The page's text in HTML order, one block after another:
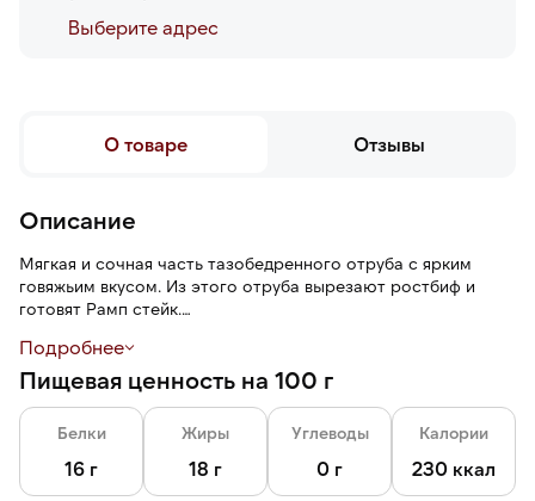
Выберите адреc
О товаре Отзывы
Описание
Мягкая и сочная часть тазобедренного отруба с ярким
говяжьим вкусом. Из этого отруба вырезают ростбиф и
готовят Рамп стейк.
Также из костреца подойдет для бульона, биточков и
рулетов, паровых и рубленных котлет, эскалопов,
медальонов, бефстроганова.
Вакуумная упаковка защищает продукт от влаги, внешних
воздействий и воздуха, что позволяет продлить срок его
хранения.
Подробнее
Пищевая ценность на 100 г
Белки
16 г
Жиры
18 г
Углеводы
0 г
Калории
230 ккал